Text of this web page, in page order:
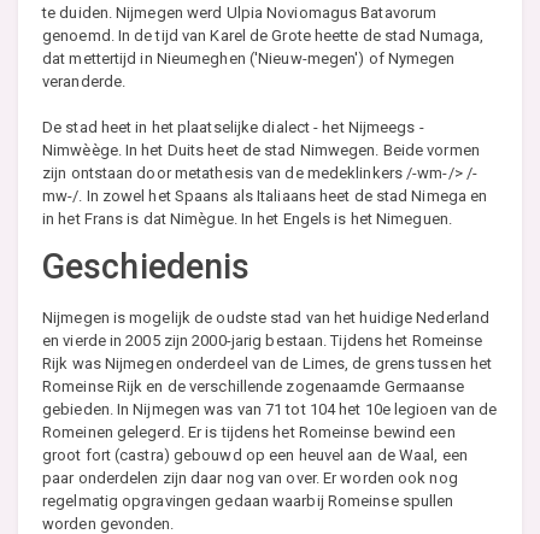
te duiden. Nijmegen werd Ulpia Noviomagus Batavorum
genoemd. In de tijd van Karel de Grote heette de stad Numaga,
dat mettertijd in Nieumeghen ('Nieuw-megen') of Nymegen
veranderde.
De stad heet in het plaatselijke dialect - het Nijmeegs -
Nimwèège. In het Duits heet de stad Nimwegen. Beide vormen
zijn ontstaan door metathesis van de medeklinkers /-wm-/> /-
mw-/. In zowel het Spaans als Italiaans heet de stad Nimega en
in het Frans is dat Nimègue. In het Engels is het Nimeguen.
Geschiedenis
Nijmegen is mogelijk de oudste stad van het huidige Nederland
en vierde in 2005 zijn 2000-jarig bestaan. Tijdens het Romeinse
Rijk was Nijmegen onderdeel van de Limes, de grens tussen het
Romeinse Rijk en de verschillende zogenaamde Germaanse
gebieden. In Nijmegen was van 71 tot 104 het 10e legioen van de
Romeinen gelegerd. Er is tijdens het Romeinse bewind een
groot fort (castra) gebouwd op een heuvel aan de Waal, een
paar onderdelen zijn daar nog van over. Er worden ook nog
regelmatig opgravingen gedaan waarbij Romeinse spullen
worden gevonden.